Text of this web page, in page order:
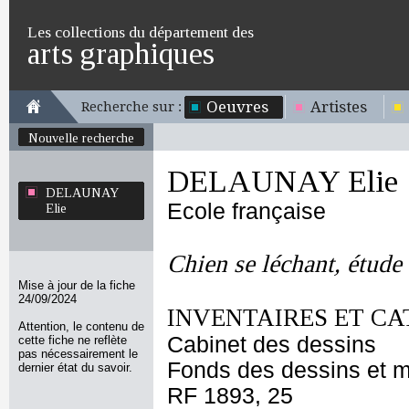
Les collections du département des
arts graphiques
Recherche sur : Oeuvres Artistes
Nouvelle recherche
DELAUNAY
Elie
Mise à jour de la fiche
24/09/2024
Attention, le contenu de
cette fiche ne reflète
pas nécessairement le
dernier état du savoir.
DELAUNAY Elie
Ecole française
Chien se léchant,
INVENTAIRES ET
Cabinet des dessins
Fonds des dessins et
RF 1893, 25